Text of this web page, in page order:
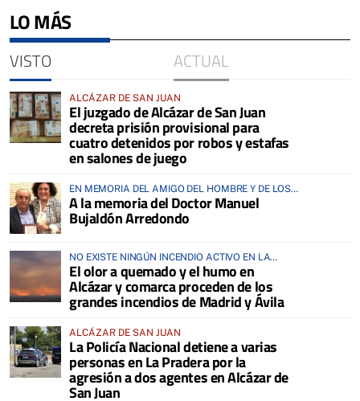
LO MÁS
VISTO ACTUAL
ALCÁZAR DE SAN JUAN
El juzgado de Alcázar de San Juan
decreta prisión provisional para
cuatro detenidos por robos y estafas
en salones de juego
EN MEMORIA DEL AMIGO DEL HOMBRE Y DE LOS
ANIMALES
A la memoria del Doctor Manuel
Bujaldón Arredondo
NO EXISTE NINGÚN INCENDIO ACTIVO EN LA
COMARCA
El olor a quemado y el humo en
Alcázar y comarca proceden de los
grandes incendios de Madrid y Ávila
ALCÁZAR DE SAN JUAN
La Policía Nacional detiene a varias
personas en La Pradera por la
agresión a dos agentes en Alcázar de
San Juan